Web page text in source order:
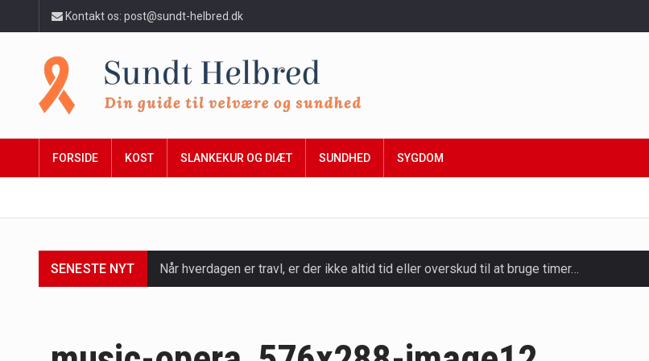
Kontakt os: post@sundt-helbred.dk
FORSIDE KOST SLANKEKUR OG DIÆT SUNDHED SYGDOM
SENESTE NYT Når hverdagen er travl, er der ikke altid tid eller overskud til at bruge timer…
Mælkesyrebakterier er små, men utroligt kraftfulde mikroorganismer, der spiller en